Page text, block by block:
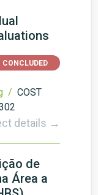
CONCLUDED
/ COST
details →
de
Área a